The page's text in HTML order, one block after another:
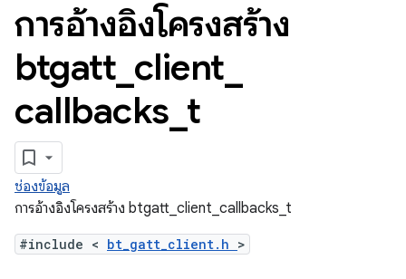
การอ้างอิงโครงสร้าง
btgatt client
callbacks t
ช่องข้อมูล
การอ้างอิงโครงสร้าง btgatt_client_callbacks_t
#include < bt_gatt_client.h >